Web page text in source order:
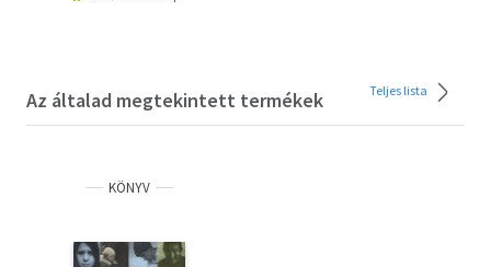
Az általad megtekintett termékek Teljes lista
KÖNYV